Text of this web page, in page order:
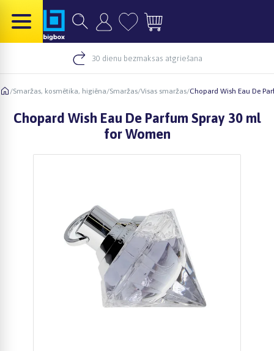
30 dienu bezmaksas atgriešana
/Smaržas, kosmētika, higiēna/Smaržas/Visas smaržas/Chopard Wish Eau De
Chopard Wish Eau De Parfum Spray 30 ml
for Women